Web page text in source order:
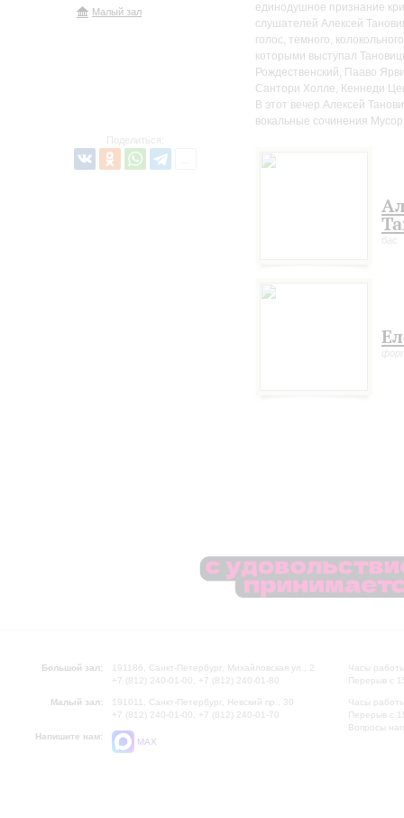
Малый зал
Поделиться:
единодушное признание
слушателей Алексей
голос, темного,
которыми выступал
Рождественский, Пааво
Сантори Холле, Кеннеди
В этот вечер Алексей
вокальные сочинения
бас
Большой зал:
191186, Санкт-Петербург, Михайловская ул., 2
+7 (812) 240-01-00, +7 (812) 240-01-80
Малый зал:
191011, Санкт-Петербург, Невский пр., 30
+7 (812) 240-01-00, +7 (812) 240-01-70
Напишите нам:
MAX
Часы
Перерыв с
Часы
Перерыв с
Вопросы